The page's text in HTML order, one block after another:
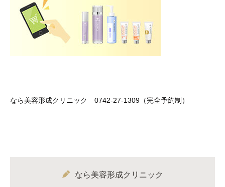
なら美容形成クリニック 0742-27-1309（完全予約制）
なら美容形成クリニック